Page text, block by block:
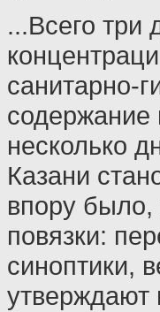
...Всего три
санитарно-
содержание
несколько
Казани
впору было,
повязки:
синоптики,